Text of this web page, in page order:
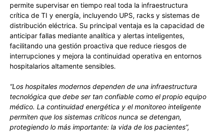
permite supervisar en tiempo real toda la infraestructura
crítica de TI y energía, incluyendo UPS, racks y sistemas de
distribución eléctrica. Su principal ventaja es la capacidad de
anticipar fallas mediante analítica y alertas inteligentes,
facilitando una gestión proactiva que reduce riesgos de
interrupciones y mejora la continuidad operativa en entornos
hospitalarios altamente sensibles.
“Los hospitales modernos dependen de una infraestructura
tecnológica que debe ser tan confiable como el propio equipo
médico. La continuidad energética y el monitoreo inteligente
permiten que los sistemas críticos nunca se detengan,
protegiendo lo más importante: la vida de los pacientes”,